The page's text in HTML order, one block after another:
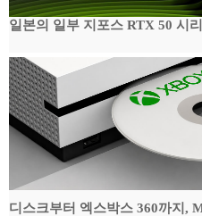
일본의 일부 지포스 RTX 50 시
디스크부터 엑스박스 360까지,